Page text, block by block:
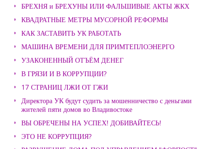
БРЕХНЯ и БРЕХУНЫ ИЛИ ФАЛЬШИВЫЕ АКТЫ ЖКХ
КВАДРАТНЫЕ МЕТРЫ МУСОРНОЙ РЕФОРМЫ
КАК ЗАСТАВИТЬ УК РАБОТАТЬ
МАШИНА ВРЕМЕНИ ДЛЯ ПРИМТЕПЛОЭНЕРГО
УЗАКОНЕННЫЙ ОТЪЁМ ДЕНЕГ
В ГРЯЗИ И В КОРРУПЦИИ?
17 СТРАНИЦ ЛЖИ ОТ ГЖИ
Директора УК будут судить за мошенничество с деньгами
жителей пяти домов во Владивостоке
ВЫ ОБРЕЧЕНЫ НА УСПЕХ! ДОБИВАЙТЕСЬ!
ЭТО НЕ КОРРУПЦИЯ?